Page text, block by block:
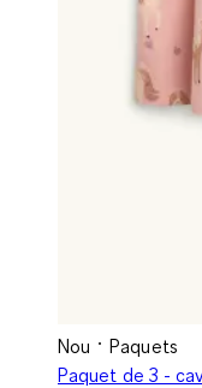
Nou
Paquets
Paquet de 3 -